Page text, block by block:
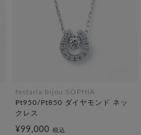
festaria bijou SOPHIA
Pt950/Pt850 ダイヤモンド ネッ
クレス
¥99,000 税込